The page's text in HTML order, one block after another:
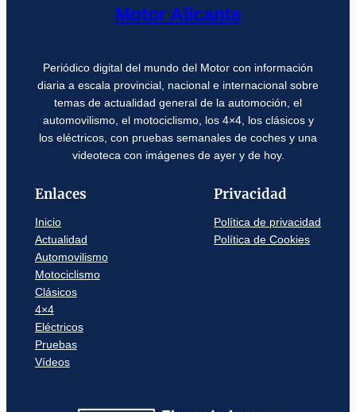
Motor Alicante
Periódico digital del mundo del Motor con información
diaria a escala provincial, nacional e internacional sobre
temas de actualidad general de la automoción, el
automovilismo, el motociclismo, los 4×4, los clásicos y
los eléctricos, con pruebas semanales de coches y una
videoteca con imágenes de ayer y de hoy.
Enlaces
Inicio
Actualidad
Automovilismo
Motociclismo
Clásicos
4×4
Eléctricos
Pruebas
Vídeos
Privacidad
Política de privacidad
Política de Cookies